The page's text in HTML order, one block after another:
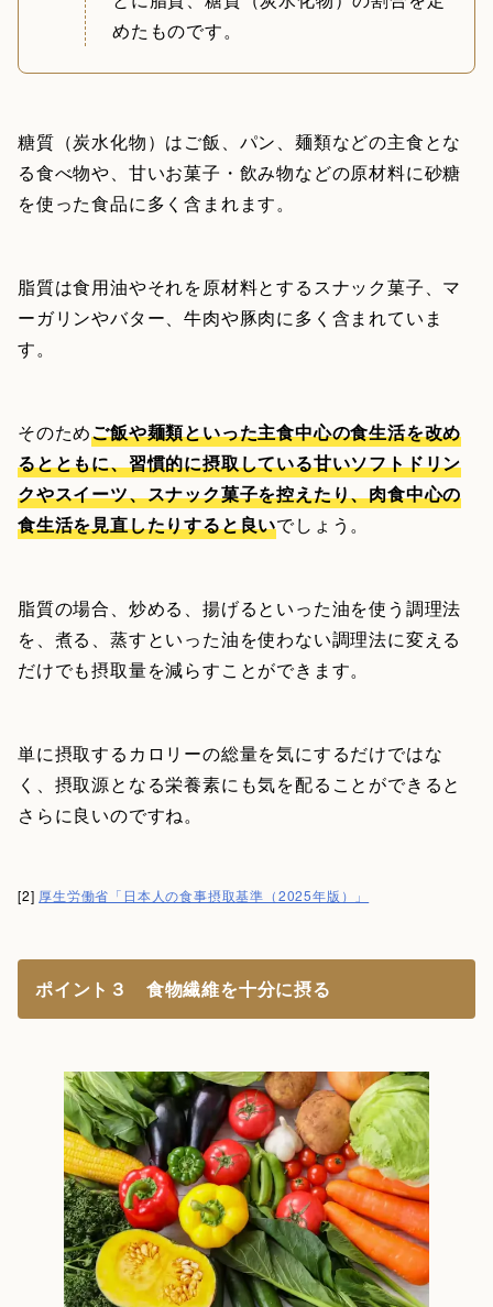
めたものです。
糖質（炭水化物）はご飯、パン、麺類などの主食とな
る食べ物や、甘いお菓子・飲み物などの原材料に砂糖
を使った食品に多く含まれます。
脂質は食用油やそれを原材料とするスナック菓子、マ
ーガリンやバター、牛肉や豚肉に多く含まれていま
す。
そのためご飯や麺類といった主食中心の食生活を改め
るとともに、習慣的に摂取している甘いソフトドリン
クやスイーツ、スナック菓子を控えたり、肉食中心の
食生活を見直したりすると良いでしょう。
脂質の場合、炒める、揚げるといった油を使う調理法
を、煮る、蒸すといった油を使わない調理法に変える
だけでも摂取量を減らすことができます。
単に摂取するカロリーの総量を気にするだけではな
く、摂取源となる栄養素にも気を配ることができると
さらに良いのですね。
[2] 厚生労働省「日本人の食事摂取基準（2025年版）」
ポイント３ 食物繊維を十分に摂る